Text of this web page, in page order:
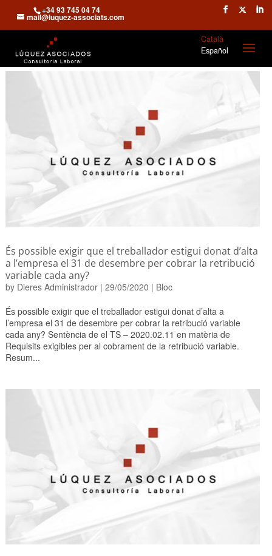
+34 93 745 04 74
mail@luquez-associats.com
Català
Español
És possible exigir que el treballador estigui donat d’alta
a l’empresa el 31 de desembre per cobrar la retribució
variable cada any?
by Dieres Administrador| 29/05/2020 | Bloc
És possible exigir que el treballador estigui donat d’alta a
l’empresa el 31 de desembre per cobrar la retribució variable
cada any? Sentència de el TS – 2020.02.11 en matèria de
Requisits exigibles per al cobrament de la retribució variable.
Resum...